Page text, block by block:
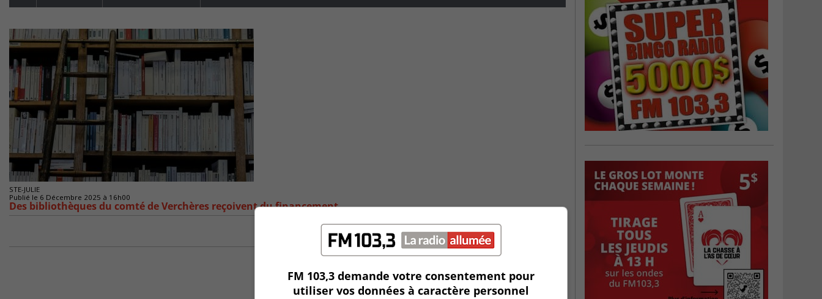
STE-JULIE
Publié le 6 Décembre 2025 à 16h00
Des bibliothèques du comté de Verchères reçoivent du financement
FM 103,3 demande votre consentement pour
utiliser vos données à caractère personnel